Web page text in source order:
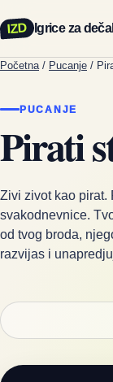
IZD Igrice za
Početna / Pucanje /
PUCANJE
Pirati
Zivi zivot kao pirat.
svakodnevnice.
od tvog broda,
razvijas i